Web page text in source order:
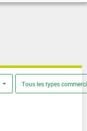
Tous les types